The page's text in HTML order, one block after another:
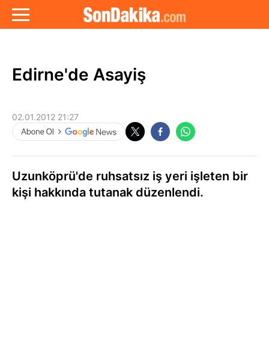
Edirne'de Asayiş
02.01.2012 21:27
Uzunköprü'de ruhsatsız iş yeri işleten bir
kişi hakkında tutanak düzenlendi.